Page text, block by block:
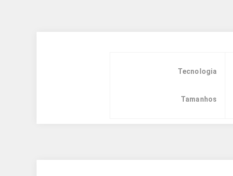
Tecnologia
Tamanhos